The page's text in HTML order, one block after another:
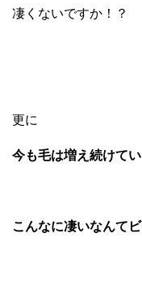
凄くないですか！？
更に
今も毛は増え続けてい
こんなに凄いなんて